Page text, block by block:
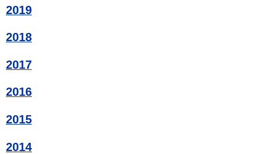
2019
2018
2017
2016
2015
2014